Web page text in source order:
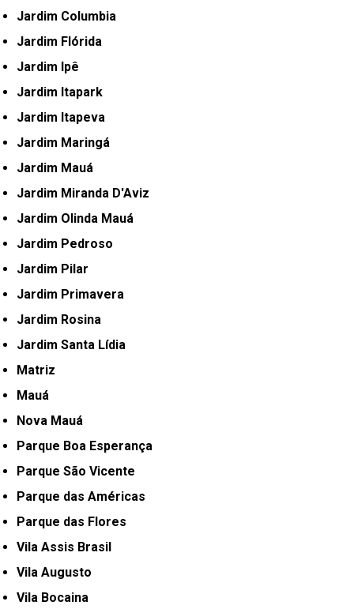
Jardim Columbia
Jardim Flórida
Jardim Ipê
Jardim Itapark
Jardim Itapeva
Jardim Maringá
Jardim Mauá
Jardim Miranda D'Aviz
Jardim Olinda Mauá
Jardim Pedroso
Jardim Pilar
Jardim Primavera
Jardim Rosina
Jardim Santa Lídia
Matriz
Mauá
Nova Mauá
Parque Boa Esperança
Parque São Vicente
Parque das Américas
Parque das Flores
Vila Assis Brasil
Vila Augusto
Vila Bocaina